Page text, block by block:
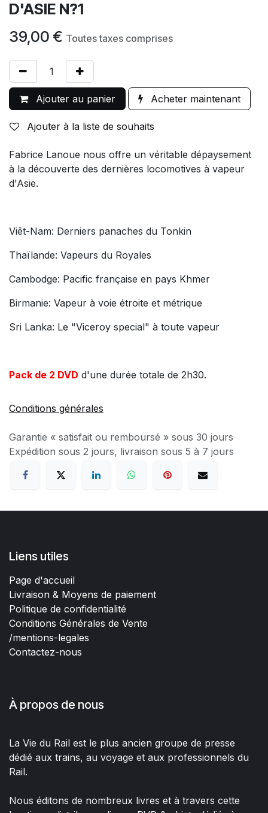
D'ASIE N?1
39,00 € Toutes taxes comprises
Ajouter au panier Acheter maintenant
Ajouter à la liste de souhaits
Fabrice Lanoue nous offre un véritable dépaysement
à la découverte des dernières locomotives à vapeur
d'Asie.
Viêt-Nam: Derniers panaches du Tonkin
Thaïlande: Vapeurs du Royales
Cambodge: Pacific française en pays Khmer
Birmanie: Vapeur à voie étroite et métrique
Sri Lanka: Le "Viceroy special" à toute vapeur
Pack de 2 DVD d'une durée totale de 2h30.
Conditions générales
Garantie « satisfait ou remboursé » sous 30 jours
Expédition sous 2 jours, livraison sous 5 à 7 jours
Liens utiles
Page d'accueil
Livraison & Moyens de paiement
Politique de confidentialité
Conditions Générales de Vente
/mentions-legales
Contactez-nous
À propos de nous
La Vie du Rail est le plus ancien groupe de presse
dédié aux trains, au voyage et aux professionnels du
Rail.
Nous éditons de nombreux livres et à travers cette